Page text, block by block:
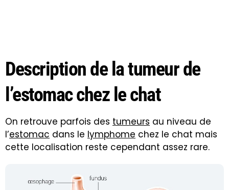
Description de la tumeur de
l’estomac chez le chat
On retrouve parfois des tumeurs au niveau de
l’estomac dans le lymphome chez le chat mais
cette localisation reste cependant assez rare.